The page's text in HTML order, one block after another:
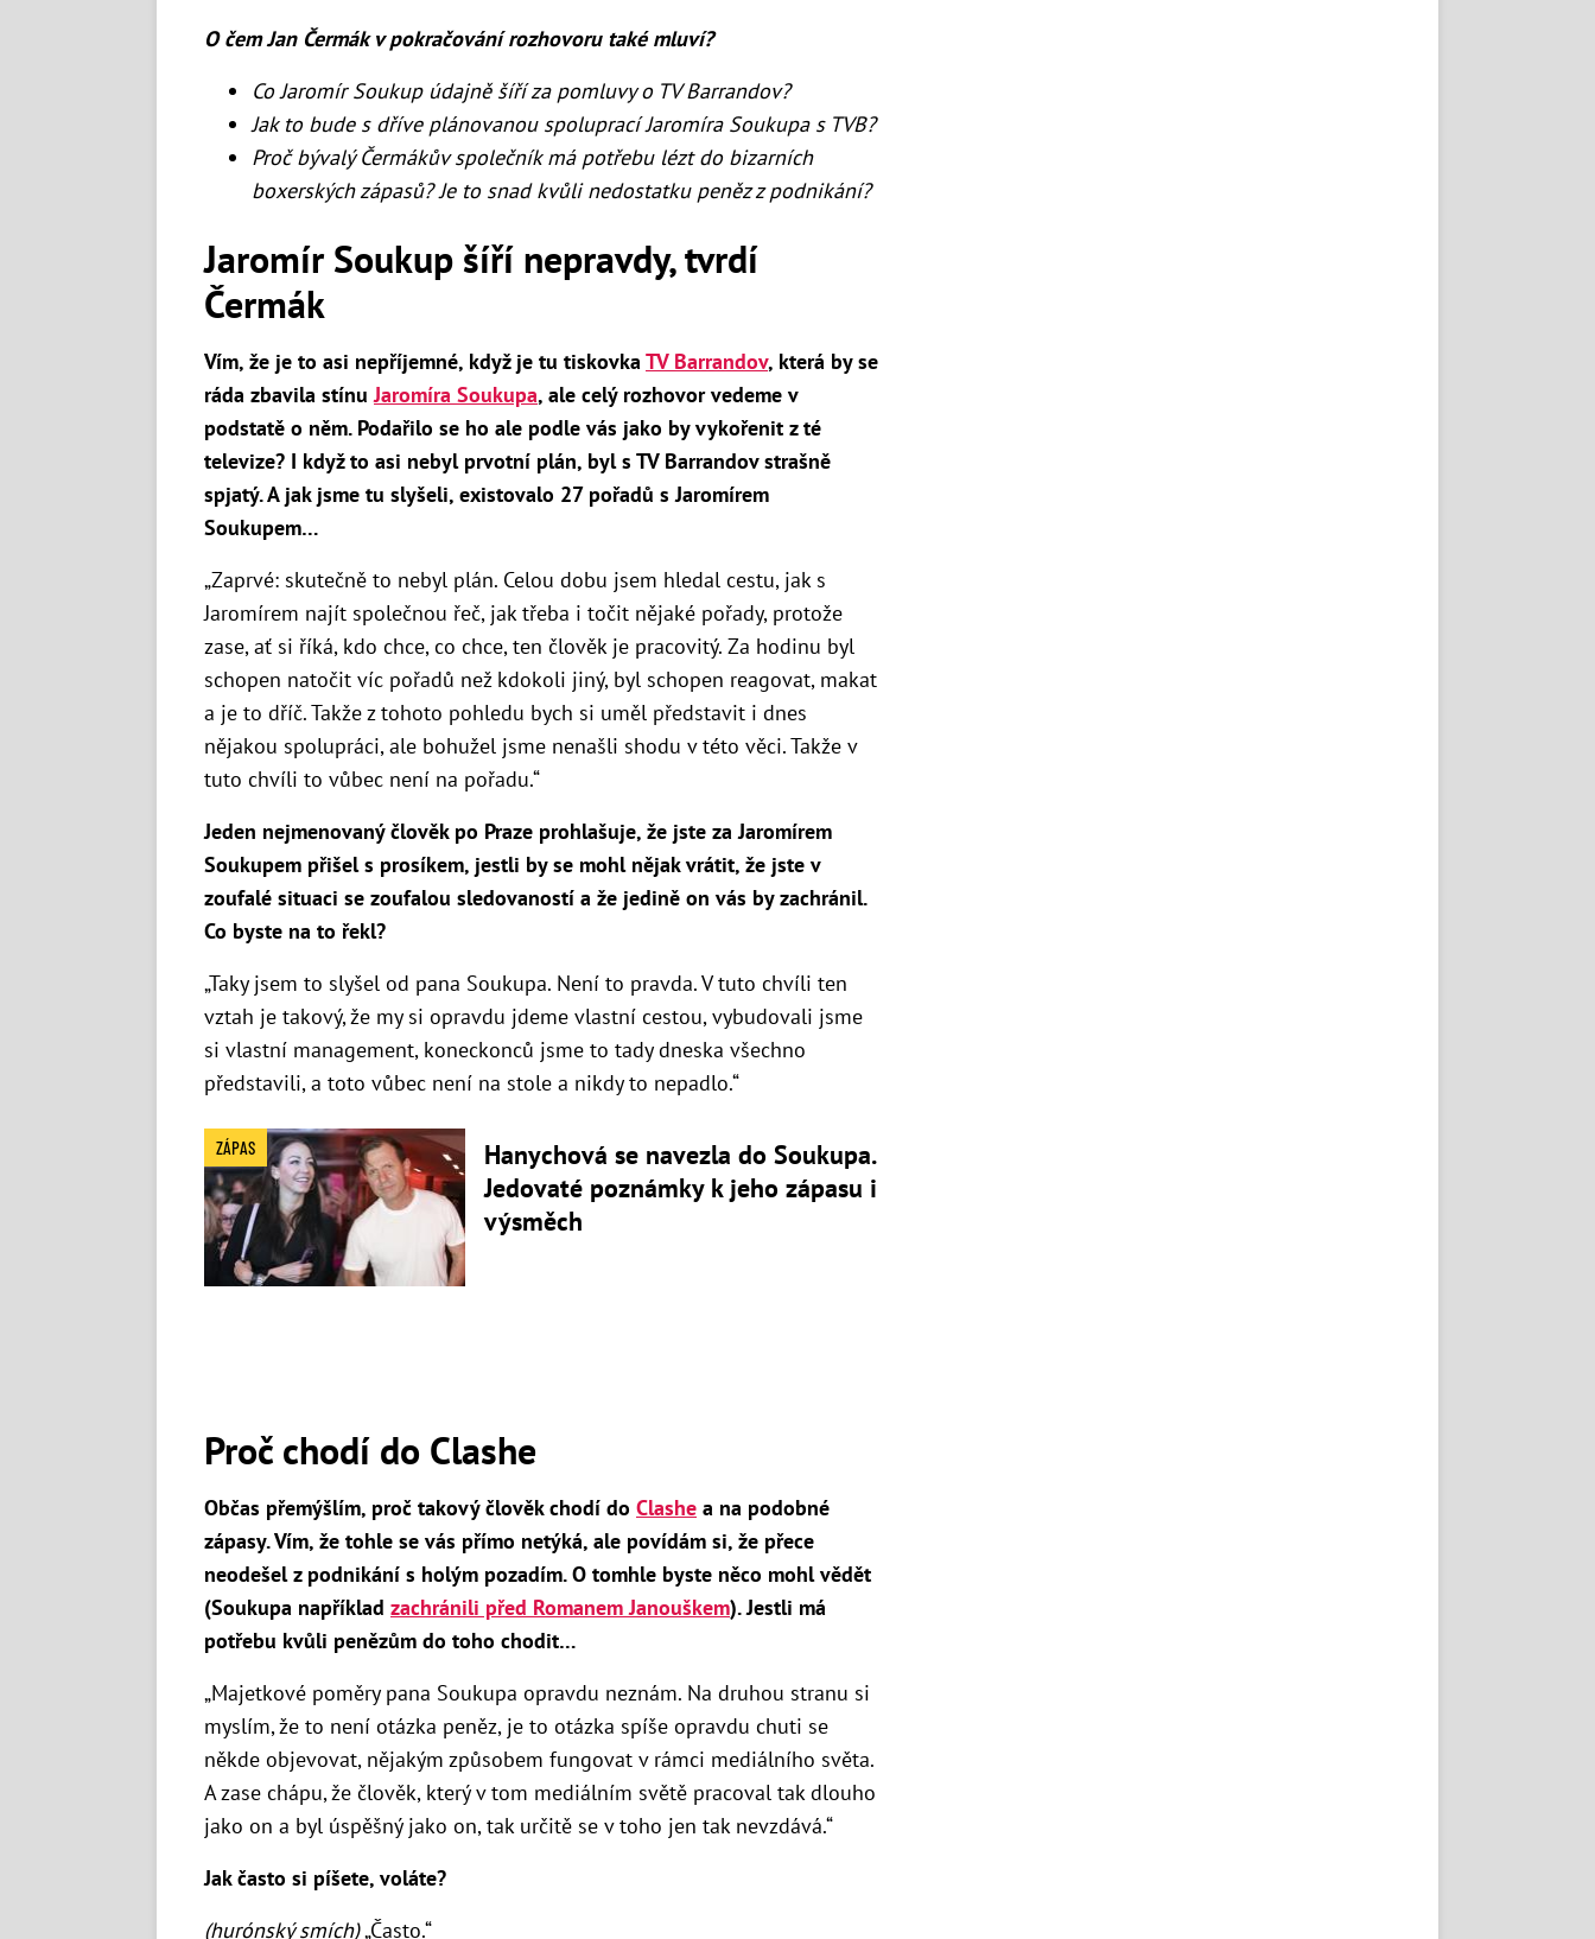
O čem Jan Čermák v pokračování rozhovoru také mluví?
Co Jaromír Soukup údajně šíří za pomluvy o TV Barrandov?
Jak to bude s dříve plánovanou spoluprací Jaromíra Soukupa s TVB?
Proč bývalý Čermákův společník má potřebu lézt do bizarních
boxerských zápasů? Je to snad kvůli nedostatku peněz z podnikání?
Jaromír Soukup šíří nepravdy, tvrdí
Čermák
Vím, že je to asi nepříjemné, když je tu tiskovka TV Barrandov, která by se
ráda zbavila stínuJaromíra Soukupa, ale celý rozhovor vedeme v
podstatě o něm. Podařilo se ho ale podle vás jako by vykořenit z té
televize? I když to asi nebyl prvotní plán, byl s TV Barrandov strašně
spjatý. A jak jsme tu slyšeli, existovalo 27 pořadů s Jaromírem
Soukupem…
„Zaprvé: skutečně to nebyl plán. Celou dobu jsem hledal cestu, jak s
Jaromírem najít společnou řeč, jak třeba i točit nějaké pořady, protože
zase, ať si říká, kdo chce, co chce, ten člověk je pracovitý. Za hodinu byl
schopen natočit víc pořadů než kdokoli jiný, byl schopen reagovat, makat
a je to dříč. Takže z tohoto pohledu bych si uměl představit i dnes
nějakou spolupráci, ale bohužel jsme nenašli shodu v této věci. Takže v
tuto chvíli to vůbec není na pořadu.“
Jeden nejmenovaný člověk po Praze prohlašuje, že jste za Jaromírem
Soukupem přišel s prosíkem, jestli by se mohl nějak vrátit, že jste v
zoufalé situaci se zoufalou sledovaností a že jedině on vás by zachránil.
Co byste na to řekl?
„Taky jsem to slyšel od pana Soukupa. Není to pravda. V tuto chvíli ten
vztah je takový, že my si opravdu jdeme vlastní cestou, vybudovali jsme
si vlastní management, koneckonců jsme to tady dneska všechno
představili, a toto vůbec není na stole a nikdy to nepadlo.“
ZÁPAS
Hanychová se navezla do Soukupa.
Jedovaté poznámky k jeho zápasu i
výsměch
Proč chodí do Clashe
Občas přemýšlím, proč takový člověk chodí do Clashe a na podobné
zápasy. Vím, že tohle se vás přímo netýká, ale povídám si, že přece
neodešel z podnikání s holým pozadím. O tomhle byste něco mohl vědět
(Soukupa například zachránili před Romanem Janouškem). Jestli má
potřebu kvůli penězům do toho chodit…
„Majetkové poměry pana Soukupa opravdu neznám. Na druhou stranu si
myslím, že to není otázka peněz, je to otázka spíše opravdu chuti se
někde objevovat, nějakým způsobem fungovat v rámci mediálního světa.
A zase chápu, že člověk, který v tom mediálním světě pracoval tak dlouho
jako on a byl úspěšný jako on, tak určitě se v toho jen tak nevzdává.“
Jak často si píšete, voláte?
(hurónský smích)„Často.“